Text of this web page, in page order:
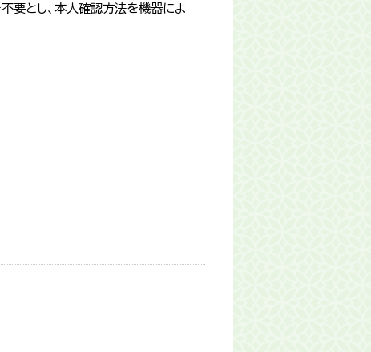
要とし、本人確認方法を機器によ